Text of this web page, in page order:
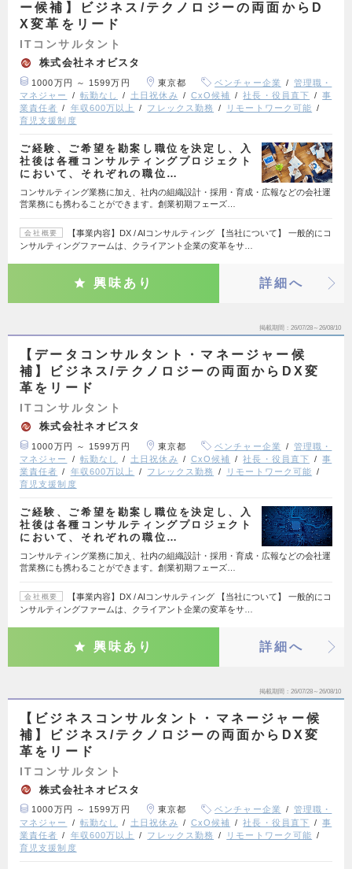
ー候補】ビジネス/テクノロジーの両面からD
X変革をリード
ITコンサルタント
株式会社ネオビスタ
1000万円 ～ 1599万円 東京都 ベンチャー企業
管理職・
マネジャー
転勤なし 土日祝休み CxO候補 社長・役員直下
事
業責任者
年収600万以上 フレックス勤務
リモートワーク可能
育児支援制度
ご経験、ご希望を勘案し職位を決定し、入
社後は各種コンサルティングプロジェクト
において、それぞれの職位…
コンサルティング業務に加え、社内の組織設計・採用・育成・広報などの会社運
営業務にも携わることができます。創業初期フェーズ…
会社概要
【事業内容】DX / AIコンサルティング 【当社について】 一般的にコ
ンサルティングファームは、クライアント企業の変革をサ…
興味あり 詳細へ
掲載期間 26/07/28～26/08/10
【データコンサルタント・マネージャー候
補】ビジネス/テクノロジーの両面からDX変
革をリード
ITコンサルタント
株式会社ネオビスタ
1000万円 ～ 1599万円 東京都 ベンチャー企業
管理職・
マネジャー
転勤なし 土日祝休み CxO候補 社長・役員直下
事
業責任者
年収600万以上 フレックス勤務
リモートワーク可能
育児支援制度
ご経験、ご希望を勘案し職位を決定し、入
社後は各種コンサルティングプロジェクト
において、それぞれの職位…
コンサルティング業務に加え、社内の組織設計・採用・育成・広報などの会社運
営業務にも携わることができます。創業初期フェーズ…
会社概要
【事業内容】DX / AIコンサルティング 【当社について】 一般的にコ
ンサルティングファームは、クライアント企業の変革をサ…
興味あり 詳細へ
掲載期間 26/07/28～26/08/10
【ビジネスコンサルタント・マネージャー候
補】ビジネス/テクノロジーの両面からDX変
革をリード
ITコンサルタント
株式会社ネオビスタ
1000万円 ～ 1599万円 東京都 ベンチャー企業
管理職・
マネジャー
転勤なし 土日祝休み CxO候補 社長・役員直下
事
業責任者
年収600万以上 フレックス勤務
リモートワーク可能
育児支援制度